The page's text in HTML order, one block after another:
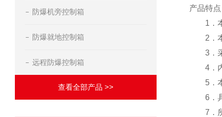
防爆机旁控制箱
防爆就地控制箱
远程防爆控制箱
查看全部产品 >>
产品特
1．本
2．本
3．采
4．内
5．本
6．具
7．所